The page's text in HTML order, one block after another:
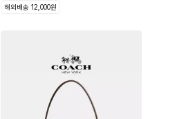
해외배송 12,000원